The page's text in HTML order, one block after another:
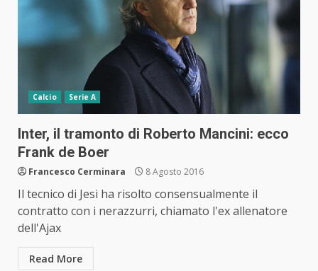
Calcio Serie A
Inter, il tramonto di Roberto Mancini: ecco
Frank de Boer
Francesco Cerminara 8 Agosto 2016
Il tecnico di Jesi ha risolto consensualmente il
contratto con i nerazzurri, chiamato l'ex allenatore
dell'Ajax
Read More